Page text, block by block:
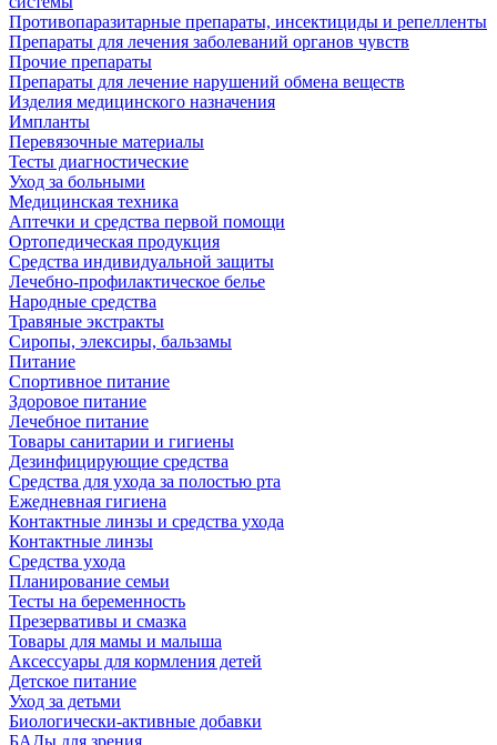
Противопаразитарные препараты, инсектициды и репелленты
Препараты для лечения заболеваний органов чувств
Прочие препараты
Препараты для лечение нарушений обмена веществ
Изделия медицинского назначения
Импланты
Перевязочные материалы
Тесты диагностические
Уход за больными
Медицинская техника
Аптечки и средства первой помощи
Ортопедическая продукция
Средства индивидуальной защиты
Лечебно-профилактическое белье
Народные средства
Травяные экстракты
Сиропы, элексиры, бальзамы
Питание
Спортивное питание
Здоровое питание
Лечебное питание
Товары санитарии и гигиены
Дезинфицирующие средства
Средства для ухода за полостью рта
Ежедневная гигиена
Контактные линзы и средства ухода
Контактные линзы
Средства ухода
Планирование семьи
Тесты на беременность
Презервативы и смазка
Товары для мамы и малыша
Аксессуары для кормления детей
Детское питание
Уход за детьми
Биологически-активные добавки
БАДы для зрения